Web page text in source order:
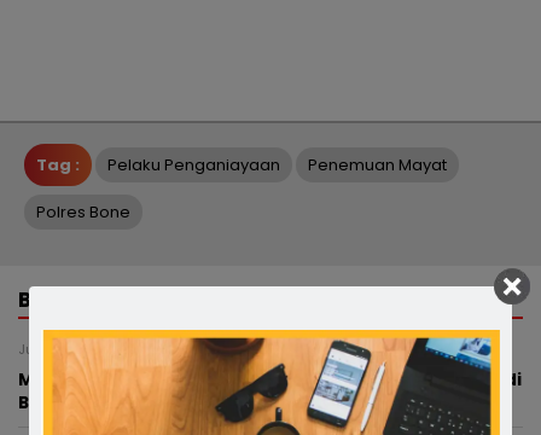
Tag : Pelaku Penganiayaan Penemuan Mayat
Polres Bone
BERITA TERKAIT
Jumat, 7 Agustus 2026 - 18:54 WITA
Modus Pesan Telur Bayar Sebagian, Dugaan Penipuan di
Bone Rugikan Pedagang Ratusan Juta